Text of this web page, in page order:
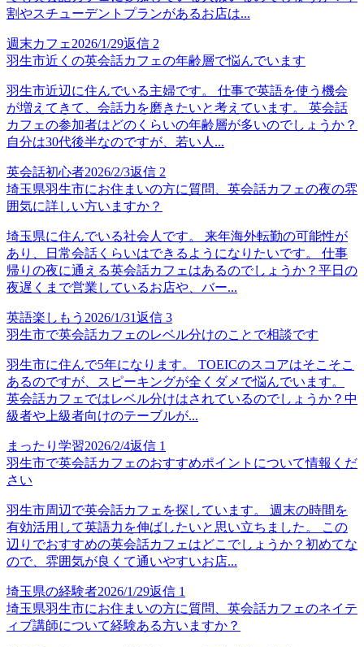
割やスチューデントプランがあるお店は...
週末カフェ 2026/1/29返信 2
羽生市近くの英会話カフェの年齢層で悩んでいます
羽生市近辺に住んでいる主婦です。 仕事で英語を使う機会
が増えてきて、会話力を磨きたいと考えています。 英会話
カフェの参加者はどのくらいの年齢層が多いのでしょうか？
自分は30代後半なのですが、若い人...
英会話初心者2026/2/3返信 2
埼玉県羽生市にお住まいの方に質問、英会話カフェの夜の雰
囲気に詳しい方いますか？
埼玉県に住んでいる社会人です。 来年海外転勤の可能性が
あり、日常会話くらいはできるようになりたいです。 仕事
帰りの夜に通える英会話カフェはあるのでしょうか？平日の
夜遅くまで営業しているお店や、バー...
英語楽しもう 2026/1/31返信 3
羽生市で英会話カフェのレベル分けのことで相談です
羽生市に住んで5年になります。 TOEICのスコアはそこそこ
あるのですが、スピーキングが全くダメで悩んでいます。
英会話カフェではレベル分けはされているのでしょうか？中
級者や上級者向けのテーブルが...
まったり学習2026/2/4返信 1
羽生市で英会話カフェのおすすめポイントについて情報くだ
さい
羽生市周辺で英会話カフェを探しています。 週末の時間を
有効活用して英語力を伸ばしたいと思い立ちました。 この
辺りでおすすめの英会話カフェはどこでしょうか？初めてな
ので、雰囲気が良くて通いやすいお店...
埼玉県の経験者2026/1/29返信 1
埼玉県羽生市にお住まいの方に質問、英会話カフェのネイテ
ィブ講師について経験ある方いますか？